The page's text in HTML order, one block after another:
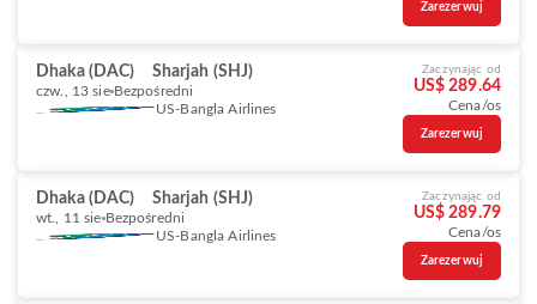
Zarezerwuj
Dhaka (DAC) Sharjah (SHJ)
czw., 13 sie Bezpośredni
US-Bangla Airlines
Zaczynając od
US$ 289.64
Cena/os
Zarezerwuj
Dhaka (DAC) Sharjah (SHJ)
wt., 11 sie Bezpośredni
US-Bangla Airlines
Zaczynając od
US$ 289.79
Cena/os
Zarezerwuj